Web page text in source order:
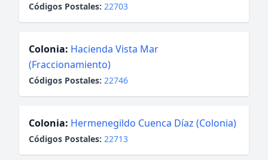
Códigos Postales: 22703
Colonia: Hacienda Vista Mar
(Fraccionamiento)
Códigos Postales: 22746
Colonia: Hermenegildo Cuenca Díaz (Colonia)
Códigos Postales: 22713